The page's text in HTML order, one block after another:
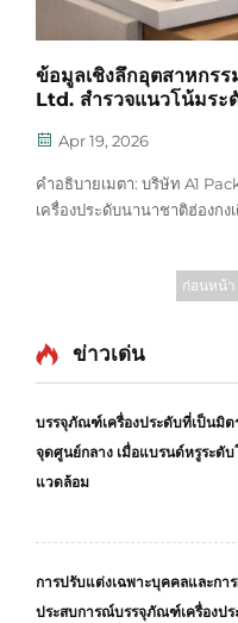
ข้อมูลเชิงลึกอุตสาหกร
Ltd. สำรวจแนวโน้มระ
Apr 19, 2026
คำอธิบายเมตา: บริษัท A1
เครื่องประดับนานาชาติฮ่องก
ก่อนหน้า
ข่าวเด่น
บรรจุภัณฑ์เครื่องประดับที่เป็นมิ
จุดศูนย์กลาง เมื่อแบรนด์หรูระดับ
แวดล้อม
การปรับแต่งเฉพาะบุคคลและกา
ประสบการณ์บรรจุภัณฑ์เครื่องปร